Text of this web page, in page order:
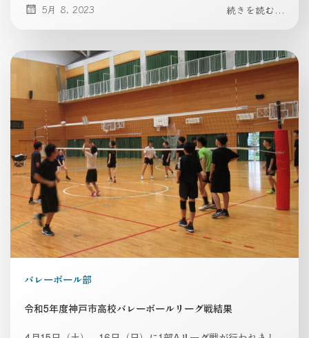
5月 8, 2023 続きを読む...
バレーボール部
令和5年度神戸市高校バレーボールリーグ戦結果